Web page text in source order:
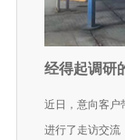
经得起调研
近日，意向客户
进行了走访交流